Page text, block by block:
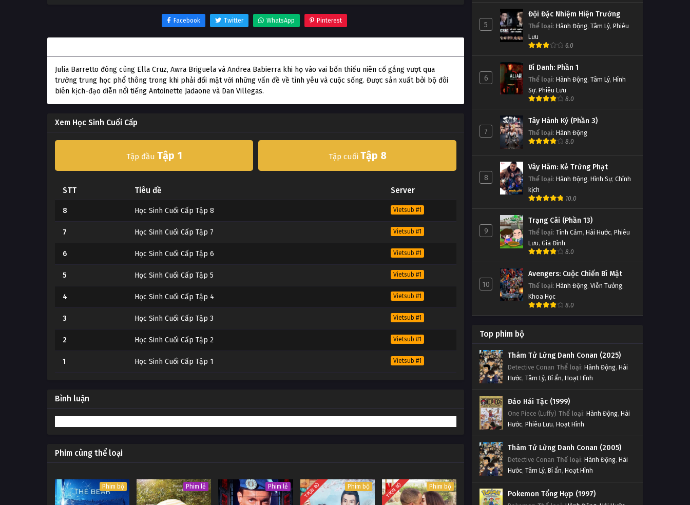
Facebook Twitter WhatsApp Pinterest
Julia Barretto đóng cùng Ella Cruz, Awra Briguela và Andrea Babierra khi họ vào vai bốn thiếu niên cố gắng vượt qua
trường trung học phổ thông trong khi phải đối mặt với những vấn đề về tình yêu và cuộc sống. Được sản xuất bởi bộ đôi
biên kịch-đạo diễn nổi tiếng Antoinette Jadaone và Dan Villegas.
Xem Học Sinh Cuối Cấp
Tập đầu Tập 1 Tập cuối Tập 8
STT Tiêu đề Server
8 Học Sinh Cuối Cấp Tập 8 Vietsub #1
7 Học Sinh Cuối Cấp Tập 7 Vietsub #1
6 Học Sinh Cuối Cấp Tập 6 Vietsub #1
5 Học Sinh Cuối Cấp Tập 5 Vietsub #1
4 Học Sinh Cuối Cấp Tập 4 Vietsub #1
3 Học Sinh Cuối Cấp Tập 3 Vietsub #1
2 Học Sinh Cuối Cấp Tập 2 Vietsub #1
1 Học Sinh Cuối Cấp Tập 1 Vietsub #1
Bình luận
Phim cùng thể loại
Phim bộ Phim lẻ Phim lẻ TRỌN BỘ Phim bộ TRỌN BỘ Phim bộ
5
Đội Đặc Nhiệm Hiện Trường
Thể loại: Hành Động, Tâm Lý, Phiêu
Lưu
6.0
6
Bí Danh: Phần 1
Thể loại: Hành Động, Tâm Lý, Hình
Sự, Phiêu Lưu
8.0
7
Tây Hành Kỷ (Phần 3)
Thể loại: Hành Động
8.0
8
Vây Hãm: Kẻ Trừng Phạt
Thể loại: Hành Động, Hình Sự, Chính
kịch
10.0
9
Trạng Cãi (Phần 13)
Thể loại: Tình Cảm, Hài Hước, Phiêu
Lưu, Gia Đình
8.0
10
Avengers: Cuộc Chiến Bí Mật
Thể loại: Hành Động, Viễn Tưởng,
Khoa Học
8.0
Top phim bộ
Thám Tử Lừng Danh Conan (2025)
Detective Conan Thể loại: Hành Động, Hài
Hước, Tâm Lý, Bí ẩn, Hoạt Hình
Đảo Hải Tặc (1999)
One Piece (Luffy) Thể loại: Hành Động, Hài
Hước, Phiêu Lưu, Hoạt Hình
Thám Tử Lừng Danh Conan (2005)
Detective Conan Thể loại: Hành Động, Hài
Hước, Tâm Lý, Bí ẩn, Hoạt Hình
Pokemon Tổng Hợp (1997)